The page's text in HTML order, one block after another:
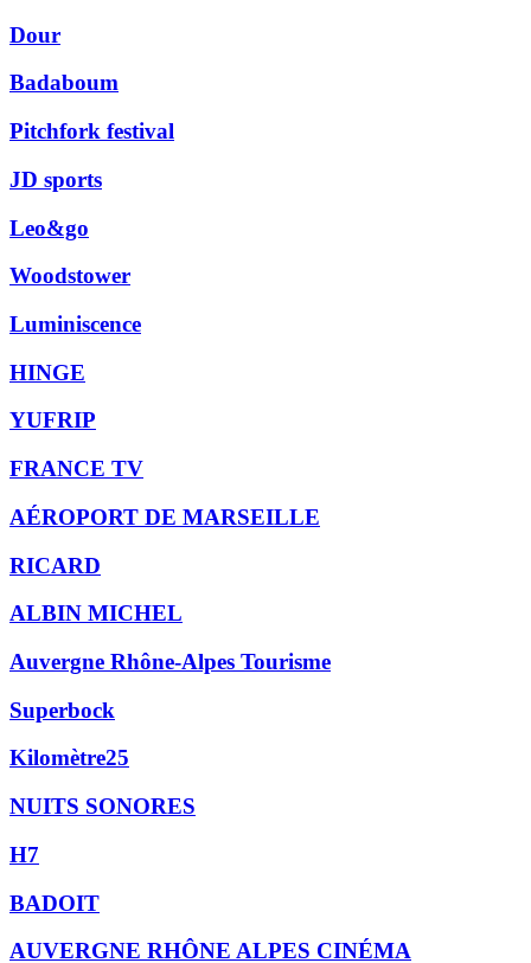
Dour
Badaboum
Pitchfork festival
JD sports
Leo&go
Woodstower
Luminiscence
HINGE
YUFRIP
FRANCE TV
AÉROPORT DE MARSEILLE
RICARD
ALBIN MICHEL
Auvergne Rhône-Alpes Tourisme
Superbock
Kilomètre25
NUITS SONORES
H7
BADOIT
AUVERGNE RHÔNE ALPES CINÉMA